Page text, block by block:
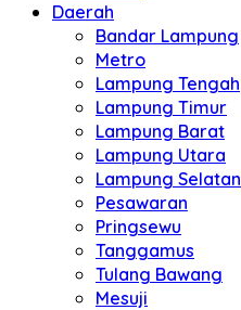
Daerah
Bandar Lampung
Metro
Lampung Tengah
Lampung Timur
Lampung Barat
Lampung Utara
Lampung Selatan
Pesawaran
Pringsewu
Tanggamus
Tulang Bawang
Mesuji